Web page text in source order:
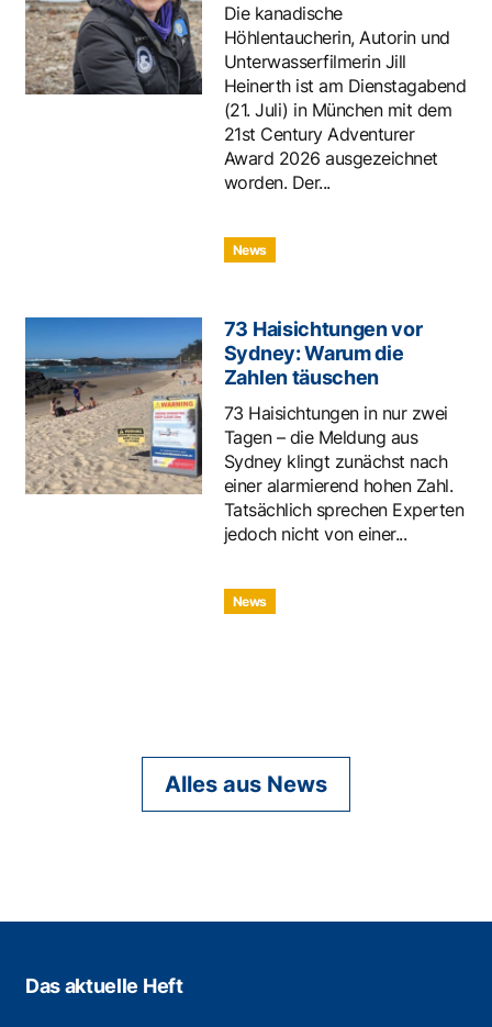
Die kanadische
Höhlentaucherin, Autorin und
Unterwasserfilmerin Jill
Heinerth ist am Dienstagabend
(21. Juli) in München mit dem
21st Century Adventurer
Award 2026 ausgezeichnet
worden. Der...
News
73 Haisichtungen vor
Sydney: Warum die
Zahlen täuschen
73 Haisichtungen in nur zwei
Tagen – die Meldung aus
Sydney klingt zunächst nach
einer alarmierend hohen Zahl.
Tatsächlich sprechen Experten
jedoch nicht von einer...
News
Alles aus News
Das aktuelle Heft